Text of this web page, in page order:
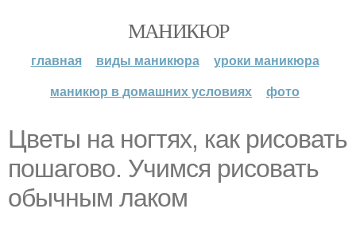
МАНИКЮР
главная виды маникюра
уроки маникюра
маникюр в домашних условиях
фото
Цветы на ногтях, как рисовать
пошагово. Учимся рисовать
обычным лаком